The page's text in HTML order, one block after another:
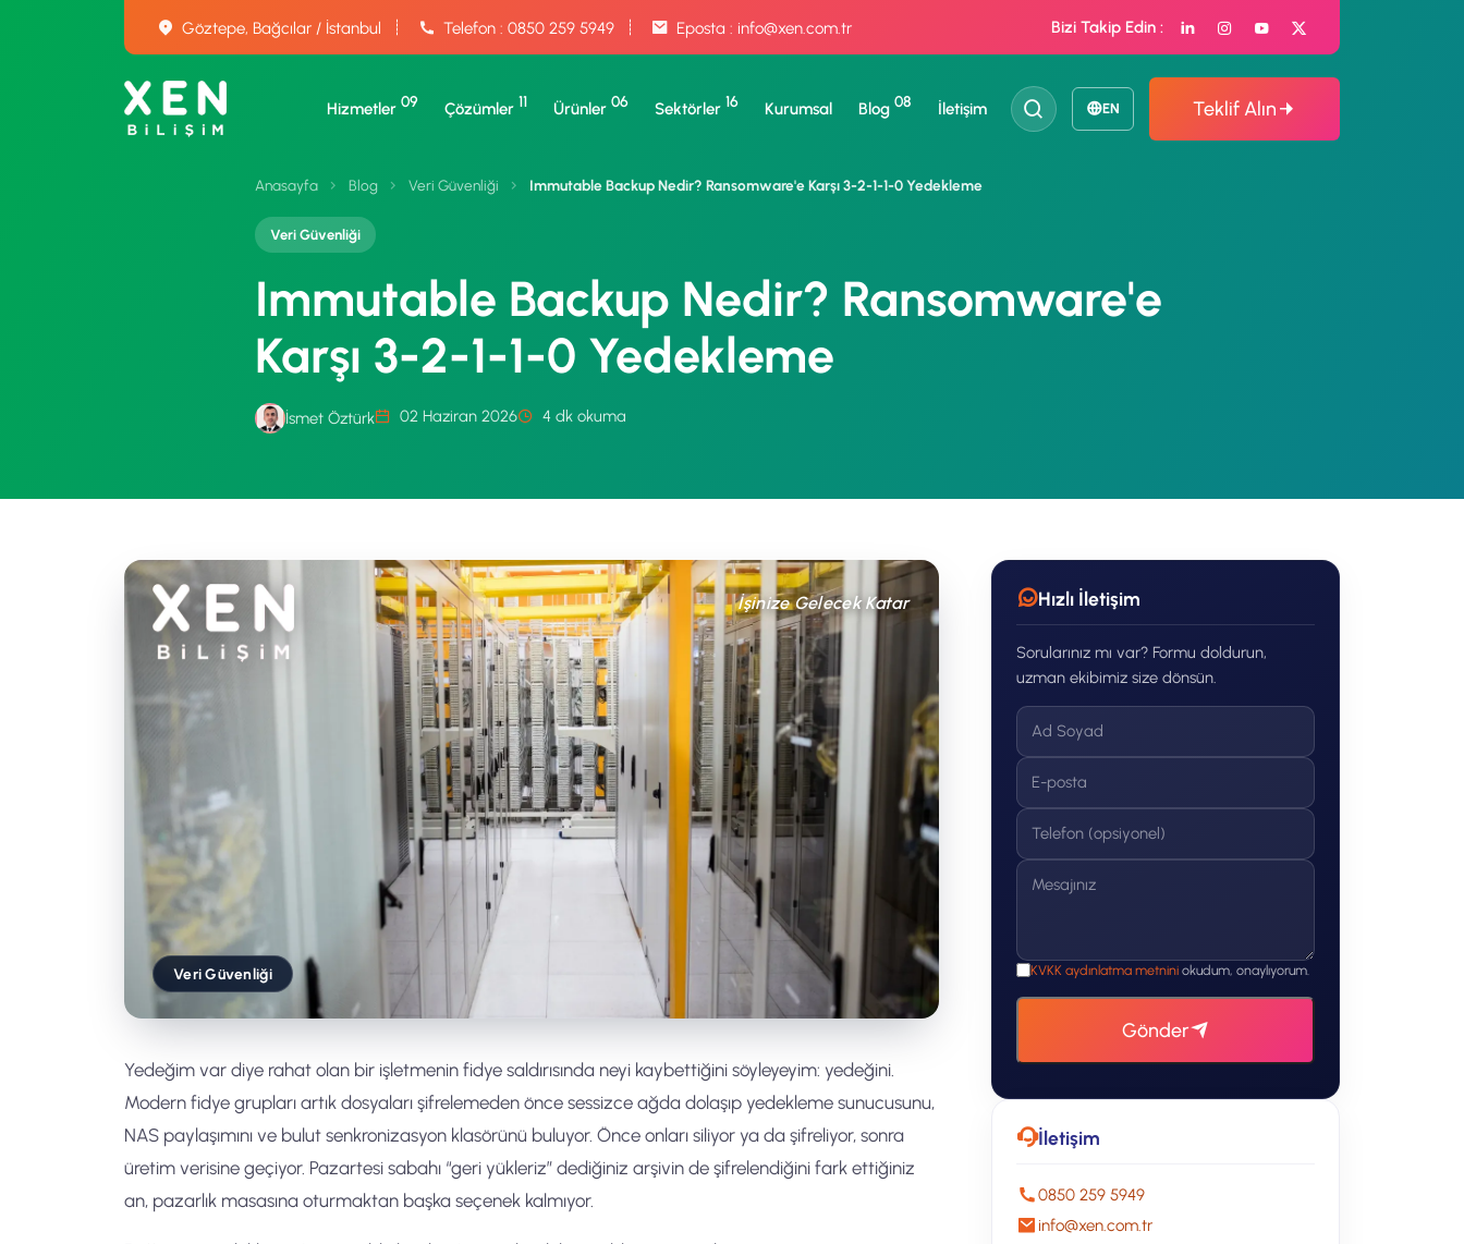
Göztepe, Bağcılar / İstanbul Telefon : 0850 259 5949 Eposta : info@xen.com.tr Bizi Takip Edin :
Hizmetler 09 Çözümler 11 Ürünler 06 Sektörler 16 Kurumsal Blog 08 İletişim EN Teklif Alın
Anasayfa Blog Veri Güvenliği Immutable Backup Nedir? Ransomware'e Karşı 3-2-1-1-0 Yedekleme
Veri Güvenliği
Immutable Backup Nedir? Ransomware'e
Karşı 3-2-1-1-0 Yedekleme
İsmet Öztürk 02 Haziran 2026 4 dk okuma
İşinize Gelecek Katar
Veri Güvenliği
Yedeğim var diye rahat olan bir işletmenin fidye saldırısında neyi kaybettiğini söyleyeyim: yedeğini.
Modern fidye grupları artık dosyaları şifrelemeden önce sessizce ağda dolaşıp yedekleme sunucusunu,
NAS paylaşımını ve bulut senkronizasyon klasörünü buluyor. Önce onları siliyor ya da şifreliyor, sonra
üretim verisine geçiyor. Pazartesi sabahı “geri yükleriz” dediğiniz arşivin de şifrelendiğini fark ettiğiniz
an, pazarlık masasına oturmaktan başka seçenek kalmıyor.
Hızlı İletişim
Sorularınız mı var? Formu doldurun,
uzman ekibimiz size dönsün.
KVKK aydınlatma metnini okudum, onaylıyorum.
Gönder
İletişim
0850 259 5949
info@xen.com.tr